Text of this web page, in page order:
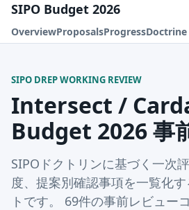
SIPO Budget 2026
OverviewProposalsProgressDoctrine
SIPO DREP WORKING REVIEW
Intersect /
Budget 2026 事
SIPOドクトリンに基づく一次
度、提案別確認事項を一覧化
トです。 69件の事前レビュー